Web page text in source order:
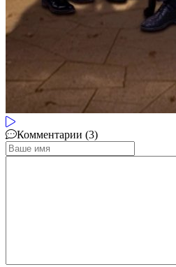
Комментарии (3)